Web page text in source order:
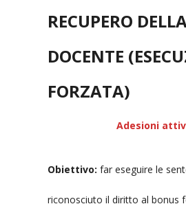
RECUPERO
DOCENTE
FORZATA)
Adesioni
Obiettivo:far eseguire le
riconosciuto il diritto al bonus